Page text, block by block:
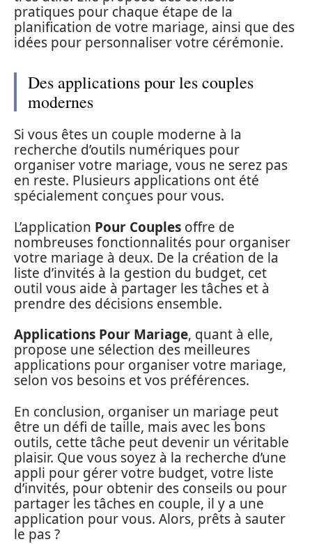
pratiques pour chaque étape de la
planification de votre mariage, ainsi que des
idées pour personnaliser votre cérémonie.
Des applications pour les couples
modernes
Si vous êtes un couple moderne à la
recherche d’outils numériques pour
organiser votre mariage, vous ne serez pas
en reste. Plusieurs applications ont été
spécialement conçues pour vous.
L’application Pour Couples offre de
nombreuses fonctionnalités pour organiser
votre mariage à deux. De la création de la
liste d’invités à la gestion du budget, cet
outil vous aide à partager les tâches et à
prendre des décisions ensemble.
Applications Pour Mariage, quant à elle,
propose une sélection des meilleures
applications pour organiser votre mariage,
selon vos besoins et vos préférences.
En conclusion, organiser un mariage peut
être un défi de taille, mais avec les bons
outils, cette tâche peut devenir un véritable
plaisir. Que vous soyez à la recherche d’une
appli pour gérer votre budget, votre liste
d’invités, pour obtenir des conseils ou pour
partager les tâches en couple, il y a une
application pour vous. Alors, prêts à sauter
le pas ?